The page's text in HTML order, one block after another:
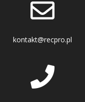
kontakt@recpro.pl